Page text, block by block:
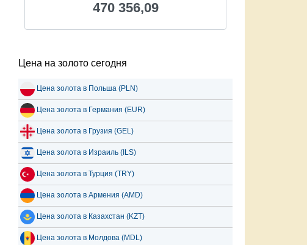
470 356,09
Цена на золото сегодня
Цена золота в Польша (PLN)
Цена золота в Германия (EUR)
Цена золота в Грузия (GEL)
Цена золота в Израиль (ILS)
Цена золота в Турция (TRY)
Цена золота в Армения (AMD)
Цена золота в Казахстан (KZT)
Цена золота в Молдова (MDL)